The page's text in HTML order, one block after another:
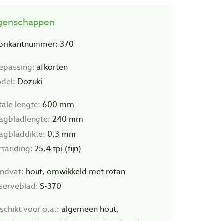
370
afkorten
Dozuki
lengte: 600 mm
240 mm
0,3 mm
25,4 tpi (fijn)
hout, omwikkeld met rotan
S-370
voor o.a.: algemeen hout,